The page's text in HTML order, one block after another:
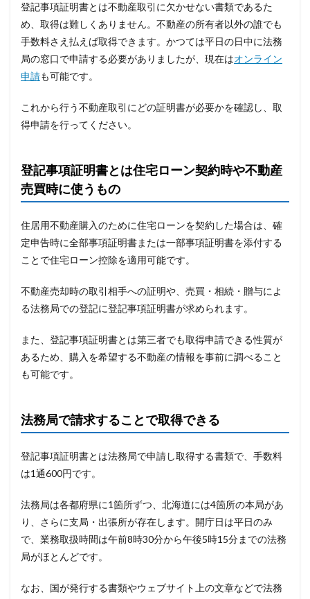
登記事項証明書とは不動産取引に欠かせない書類であるた
め、取得は難しくありません。不動産の所有者以外の誰でも
手数料さえ払えば取得できます。かつては平日の日中に法務
局の窓口で申請する必要がありましたが、現在はオンライン
申請も可能です。
これから行う不動産取引にどの証明書が必要かを確認し、取
得申請を行ってください。
登記事項証明書とは住宅ローン契約時や不動産
売買時に使うもの
住居用不動産購入のために住宅ローンを契約した場合は、確
定申告時に全部事項証明書または一部事項証明書を添付する
ことで住宅ローン控除を適用可能です。
不動産売却時の取引相手への証明や、売買・相続・贈与によ
る法務局での登記に登記事項証明書が求められます。
また、登記事項証明書とは第三者でも取得申請できる性質が
あるため、購入を希望する不動産の情報を事前に調べること
も可能です。
法務局で請求することで取得できる
登記事項証明書とは法務局で申請し取得する書類で、手数料
は1通600円です。
法務局は各都府県に1箇所ずつ、北海道には4箇所の本局があ
り、さらに支局・出張所が存在します。開庁日は平日のみ
で、業務取扱時間は午前8時30分から午後5時15分までの法務
局がほとんどです。
なお、国が発行する書類やウェブサイト上の文章などで法務